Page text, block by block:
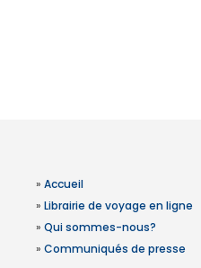
» Accueil
» Librairie de voyage en ligne
» Qui sommes-nous?
» Communiqués de presse